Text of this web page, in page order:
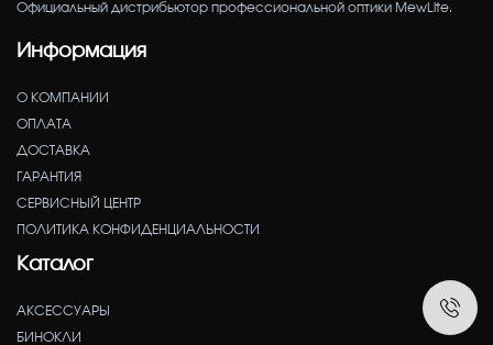
Официальный дистрибьютор профессиональной оптики MewLite.
Информация
О КОМПАНИИ
ОПЛАТА
ДОСТАВКА
ГАРАНТИЯ
СЕРВИСНЫЙ ЦЕНТР
ПОЛИТИКА КОНФИДЕНЦИАЛЬНОСТИ
Каталог
АКСЕССУАРЫ
БИНОКЛИ